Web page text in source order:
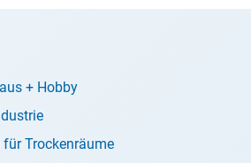
+ Hobby
Trockenräume